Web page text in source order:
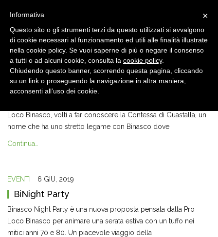
EVENTI 6 NOV, 2019
La Contessa di Guastalla
Loco Binasco, volti a far conoscere la Contessa di Guastalla, un
nome che ha uno stretto legame con Binasco dove
Continua…
EVENTI 6 GIU, 2019
BiNight Party
Binasco Night Party è una nuova proposta pensata dalla Pro
Loco Binasco per animare una serata estiva con un tuffo nei
mitici anni 70 e 80. Un piacevole viaggio della
×
Informativa
Questo sito o gli strumenti terzi da questo utilizzati si avvalgono
di cookie necessari al funzionamento ed utili alle finalità illustrate
nella cookie policy. Se vuoi saperne di più o negare il consenso
a tutti o ad alcuni cookie, consulta la cookie policy.
Chiudendo questo banner, scorrendo questa pagina, cliccando
su un link o proseguendo la navigazione in altra maniera,
acconsenti all’uso dei cookie.